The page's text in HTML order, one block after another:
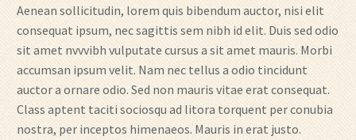
Aenean sollicitudin, lorem quis bibendum auctor, nisi elit
consequat ipsum, nec sagittis sem nibh id elit. Duis sed odio
sit amet nvvvibh vulputate cursus a sit amet mauris. Morbi
accumsan ipsum velit. Nam nec tellus a odio tincidunt
auctor a ornare odio. Sed non mauris vitae erat consequat.
Class aptent taciti sociosqu ad litora torquent per conubia
nostra, per inceptos himenaeos. Mauris in erat justo.